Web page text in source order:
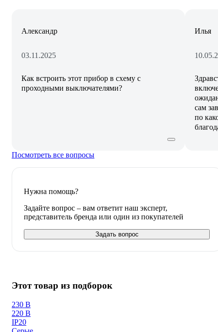
Александр
03.11.2025
Как встроить этот прибор в схему с
проходными выключателями?
Илья
сам
по
Посмотреть все вопросы
Нужна помощь?
Задайте вопрос – вам ответит наш эксперт,
представитель бренда или один из покупателей
Задать вопрос
Этот товар из подборок
230 В
220 В
IP20